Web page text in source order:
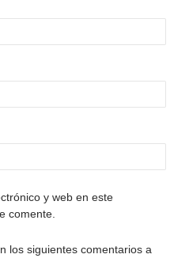
y web en este
comente.
los siguientes comentarios a